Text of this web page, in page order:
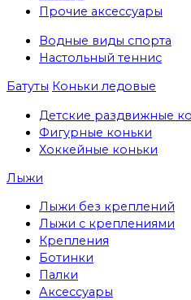
Прочие аксессуары
Водные виды спорта
Настольный теннис
Батуты Коньки ледовые
Детские раздвижные
Фигурные коньки
Хоккейные коньки
Лыжи
Лыжи без креплений
Лыжи с креплениями
Крепления
Ботинки
Палки
Аксессуары